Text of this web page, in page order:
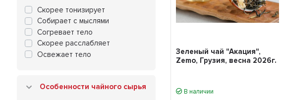
Сочный, ягодный, фруктовый
Сильное, длительное
послевкусие
Сливочные оттенки
Оттенки орехов
Шоколадность
Горчинка
Скорее тонизирует
Собирает с мыслями
Согревает тело
Скорее расслабляет
Освежает тело
Особенности чайного сырья
Зеленый чай "Акация",
Zemo, Грузия, весна 2026г.
В наличии